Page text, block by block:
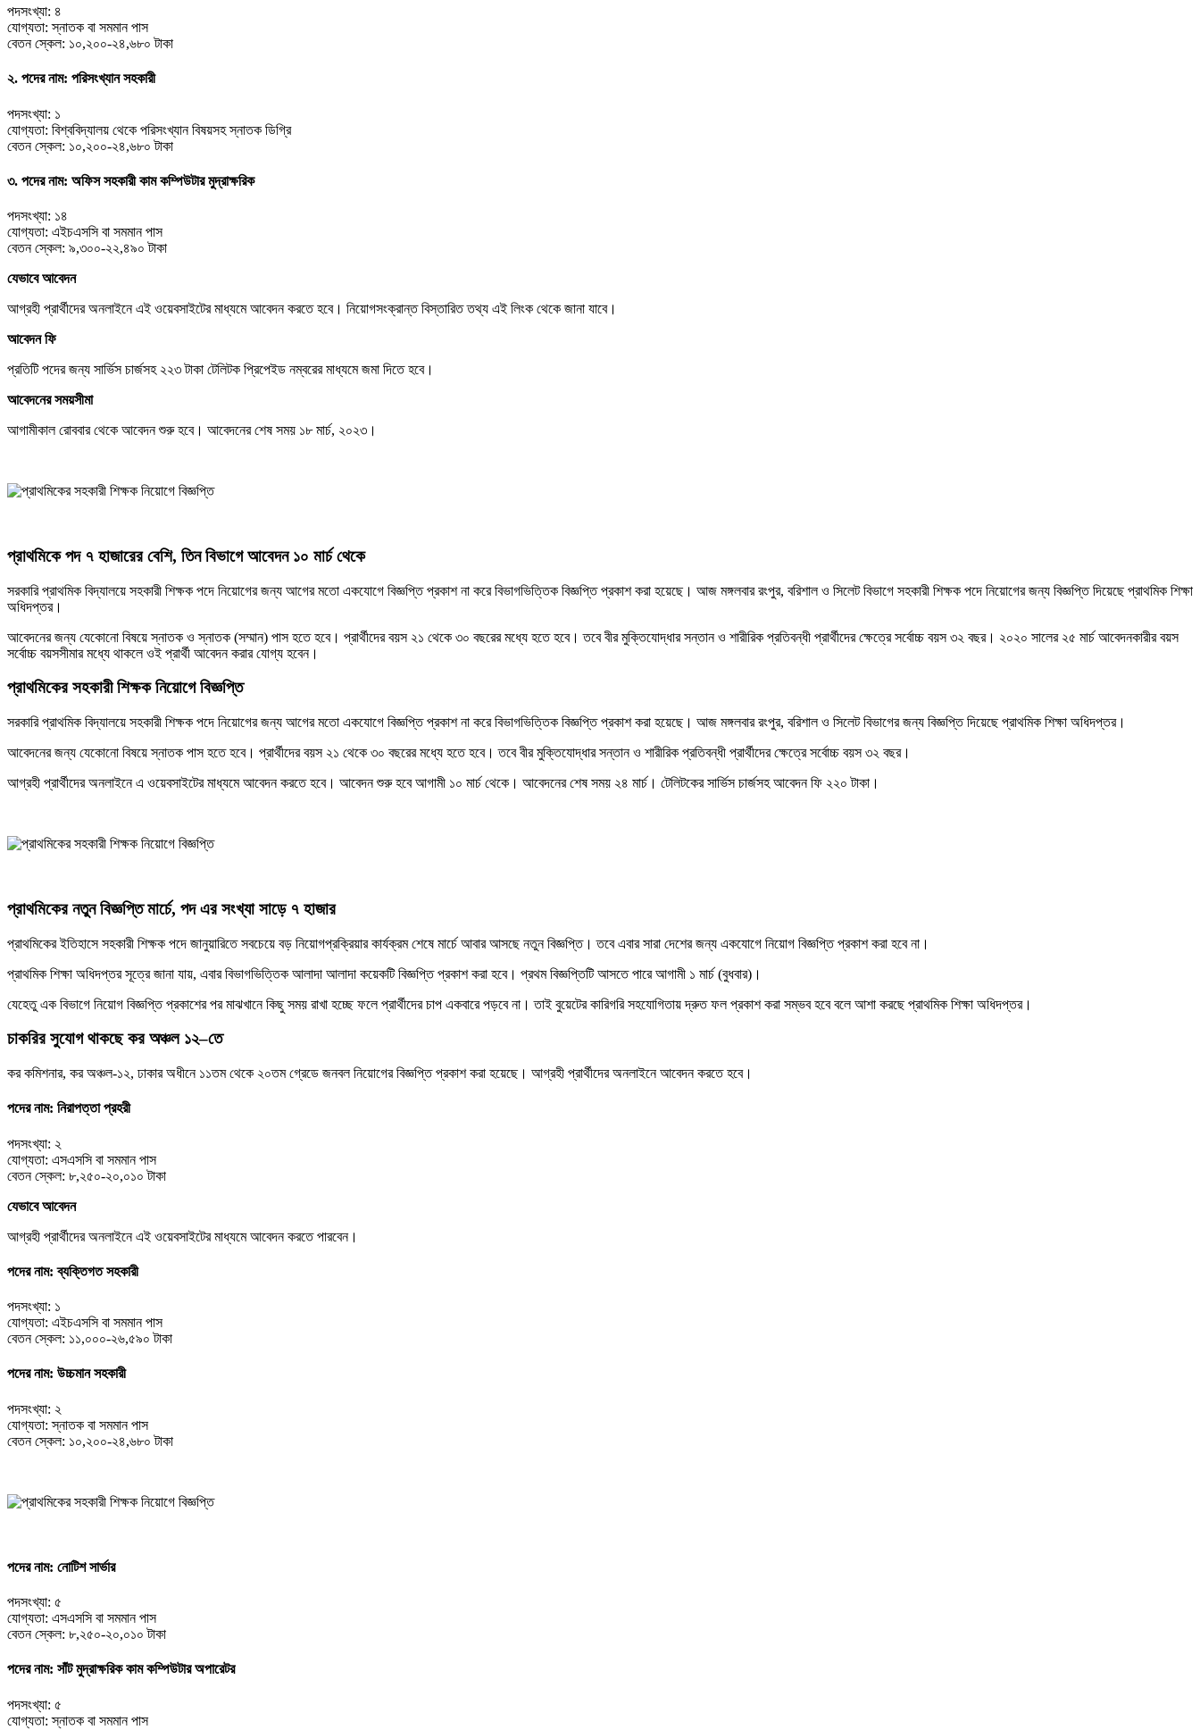
পদসংখ্যা: ৪
যোগ্যতা: স্নাতক বা সমমান পাস
বেতন স্কেল: ১০,২০০-২৪,৬৮০ টাকা
২. পদের নাম: পরিসংখ্যান সহকারী
পদসংখ্যা: ১
যোগ্যতা: বিশ্ববিদ্যালয় থেকে পরিসংখ্যান বিষয়সহ স্নাতক ডিগ্রি
বেতন স্কেল: ১০,২০০-২৪,৬৮০ টাকা
৩. পদের নাম: অফিস সহকারী কাম কম্পিউটার মুদ্রাক্ষরিক
পদসংখ্যা: ১৪
যোগ্যতা: এইচএসসি বা সমমান পাস
বেতন স্কেল: ৯,৩০০-২২,৪৯০ টাকা
যেভাবে আবেদন
আগ্রহী প্রার্থীদের অনলাইনে এই ওয়েবসাইটের মাধ্যমে আবেদন করতে হবে। নিয়োগসংক্রান্ত বিস্তারিত তথ্য এই লিংক থেকে জানা যাবে।
আবেদন ফি
প্রতিটি পদের জন্য সার্ভিস চার্জসহ ২২৩ টাকা টেলিটক প্রিপেইড নম্বরের মাধ্যমে জমা দিতে হবে।
আবেদনের সময়সীমা
আগামীকাল রোববার থেকে আবেদন শুরু হবে। আবেদনের শেষ সময় ১৮ মার্চ, ২০২৩।
প্রাথমিকে পদ ৭ হাজারের বেশি, তিন বিভাগে আবেদন ১০ মার্চ থেকে
সরকারি প্রাথমিক বিদ্যালয়ে সহকারী শিক্ষক পদে নিয়োগের জন্য আগের মতো একযোগে বিজ্ঞপ্তি প্রকাশ না করে বিভাগভিত্তিক বিজ্ঞপ্তি প্রকাশ করা হয়েছে। আজ মঙ্গলবার রংপুর, বরিশাল ও সিলেট বিভাগে সহকারী শিক্ষক পদে নিয়োগের জন্য বিজ্ঞপ্তি দিয়েছে প্রাথমিক শিক্ষা
অধিদপ্তর।
আবেদনের জন্য যেকোনো বিষয়ে স্নাতক ও স্নাতক (সম্মান) পাস হতে হবে। প্রার্থীদের বয়স ২১ থেকে ৩০ বছরের মধ্যে হতে হবে। তবে বীর মুক্তিযোদ্ধার সন্তান ও শারীরিক প্রতিবন্ধী প্রার্থীদের ক্ষেত্রে সর্বোচ্চ বয়স ৩২ বছর। ২০২০ সালের ২৫ মার্চ আবেদনকারীর বয়স
সর্বোচ্চ বয়সসীমার মধ্যে থাকলে ওই প্রার্থী আবেদন করার যোগ্য হবেন।
প্রাথমিকের সহকারী শিক্ষক নিয়োগে বিজ্ঞপ্তি
সরকারি প্রাথমিক বিদ্যালয়ে সহকারী শিক্ষক পদে নিয়োগের জন্য আগের মতো একযোগে বিজ্ঞপ্তি প্রকাশ না করে বিভাগভিত্তিক বিজ্ঞপ্তি প্রকাশ করা হয়েছে। আজ মঙ্গলবার রংপুর, বরিশাল ও সিলেট বিভাগের জন্য বিজ্ঞপ্তি দিয়েছে প্রাথমিক শিক্ষা অধিদপ্তর।
আবেদনের জন্য যেকোনো বিষয়ে স্নাতক পাস হতে হবে। প্রার্থীদের বয়স ২১ থেকে ৩০ বছরের মধ্যে হতে হবে। তবে বীর মুক্তিযোদ্ধার সন্তান ও শারীরিক প্রতিবন্ধী প্রার্থীদের ক্ষেত্রে সর্বোচ্চ বয়স ৩২ বছর।
আগ্রহী প্রার্থীদের অনলাইনে এ ওয়েবসাইটের মাধ্যমে আবেদন করতে হবে। আবেদন শুরু হবে আগামী ১০ মার্চ থেকে। আবেদনের শেষ সময় ২৪ মার্চ। টেলিটকের সার্ভিস চার্জসহ আবেদন ফি ২২০ টাকা।
প্রাথমিকের নতুন বিজ্ঞপ্তি মার্চে, পদ এর সংখ্যা সাড়ে ৭ হাজার
প্রাথমিকের ইতিহাসে সহকারী শিক্ষক পদে জানুয়ারিতে সবচেয়ে বড় নিয়োগপ্রক্রিয়ার কার্যক্রম শেষে মার্চে আবার আসছে নতুন বিজ্ঞপ্তি। তবে এবার সারা দেশের জন্য একযোগে নিয়োগ বিজ্ঞপ্তি প্রকাশ করা হবে না।
প্রাথমিক শিক্ষা অধিদপ্তর সূত্রে জানা যায়, এবার বিভাগভিত্তিক আলাদা আলাদা কয়েকটি বিজ্ঞপ্তি প্রকাশ করা হবে। প্রথম বিজ্ঞপ্তিটি আসতে পারে আগামী ১ মার্চ (বুধবার)।
যেহেতু এক বিভাগে নিয়োগ বিজ্ঞপ্তি প্রকাশের পর মাঝখানে কিছু সময় রাখা হচ্ছে ফলে প্রার্থীদের চাপ একবারে পড়বে না। তাই বুয়েটের কারিগরি সহযোগিতায় দ্রুত ফল প্রকাশ করা সম্ভব হবে বলে আশা করছে প্রাথমিক শিক্ষা অধিদপ্তর।
চাকরির সুযোগ থাকছে কর অঞ্চল ১২–তে
কর কমিশনার, কর অঞ্চল-১২, ঢাকার অধীনে ১১তম থেকে ২০তম গ্রেডে জনবল নিয়োগের বিজ্ঞপ্তি প্রকাশ করা হয়েছে। আগ্রহী প্রার্থীদের অনলাইনে আবেদন করতে হবে।
পদের নাম: নিরাপত্তা প্রহরী
পদসংখ্যা: ২
যোগ্যতা: এসএসসি বা সমমান পাস
বেতন স্কেল: ৮,২৫০-২০,০১০ টাকা
যেভাবে আবেদন
আগ্রহী প্রার্থীদের অনলাইনে এই ওয়েবসাইটের মাধ্যমে আবেদন করতে পারবেন।
পদের নাম: ব্যক্তিগত সহকারী
পদসংখ্যা: ১
যোগ্যতা: এইচএসসি বা সমমান পাস
বেতন স্কেল: ১১,০০০-২৬,৫৯০ টাকা
পদের নাম: উচ্চমান সহকারী
পদসংখ্যা: ২
যোগ্যতা: স্নাতক বা সমমান পাস
বেতন স্কেল: ১০,২০০-২৪,৬৮০ টাকা
পদের নাম: নোটিশ সার্ভার
পদসংখ্যা: ৫
যোগ্যতা: এসএসসি বা সমমান পাস
বেতন স্কেল: ৮,২৫০-২০,০১০ টাকা
পদের নাম: সাঁট মুদ্রাক্ষরিক কাম কম্পিউটার অপারেটর
পদসংখ্যা: ৫
যোগ্যতা: স্নাতক বা সমমান পাস